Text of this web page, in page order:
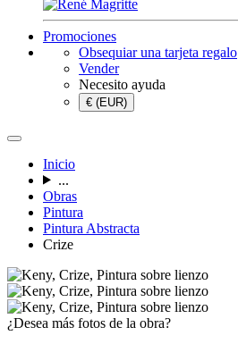
Promociones
Obsequiar una tarjeta regalo
Vender
Necesito ayuda
€ (EUR)
Inicio
...
Obras
Pintura
Pintura Abstracta
Crize
¿Desea más fotos de la obra?